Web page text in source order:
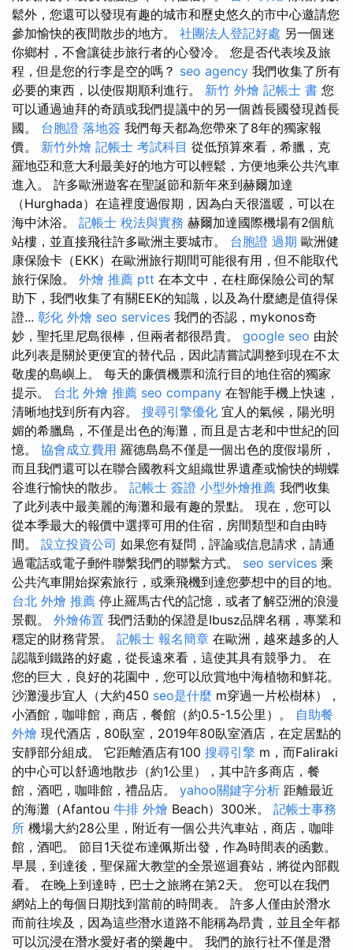
鬆外，您還可以發現有趣的城市和歷史悠久的市中心邀請您
參加愉快的夜間散步的地方。 社團法人登記好處 另一個迷
你鄉村，不會讓徒步旅行者的心發冷。 您是否代表埃及旅
程，但是您的行李是空的嗎？ seo agency 我們收集了所有
必要的東西，以使假期順利進行。 新竹 外燴 記帳士 書 您
可以通過迪拜的奇蹟或我們提議中的另一個酋長國發現酋長
國。 台胞證 落地簽 我們每天都為您帶來了8年的獨家報
價。 新竹外燴 記帳士 考試科目 從低預算來看，希臘，克
羅地亞和意大利最美好的地方可以輕鬆，方便地乘公共汽車
進入。 許多歐洲遊客在聖誕節和新年來到赫爾加達
（Hurghada）在這裡度過假期，因為白天很溫暖，可以在
海中沐浴。 記帳士 稅法與實務 赫爾加達國際機場有2個航
站樓，並直接飛往許多歐洲主要城市。 台胞證 過期 歐洲健
康保險卡（EKK）在歐洲旅行期間可能很有用，但不能取代
旅行保險。 外燴 推薦 ptt 在本文中，在柱廊保險公司的幫
助下，我們收集了有關EEK的知識，以及為什麼總是值得保
證... 彰化 外燴 seo services 我們的否認，mykonos奇
妙，聖托里尼島很棒，但兩者都很昂貴。 google seo 由於
此列表是關於更便宜的替代品，因此請嘗試調整到現在不太
敬虔的島嶼上。 每天的廉價機票和流行目的地住宿的獨家
提示。 台北 外燴 推薦 seo company 在智能手機上快速，
清晰地找到所有內容。 搜尋引擎優化 宜人的氣候，陽光明
媚的希臘島，不僅是出色的海灘，而且是古老和中世紀的回
憶。 協會成立費用 羅德島島不僅是一個出色的度假場所，
而且我們還可以在聯合國教科文組織世界遺產或愉快的蝴蝶
谷進行愉快的散步。 記帳士 簽證 小型外燴推薦 我們收集
了此列表中最美麗的海灘和最有趣的景點。 現在，您可以
從本季最大的報價中選擇可用的住宿，房間類型和自由時
間。 設立投資公司 如果您有疑問，評論或信息請求，請通
過電話或電子郵件聯繫我們的聯繫方式。 seo services 乘
公共汽車開始探索旅行，或乘飛機到達您夢想中的目的地。
台北 外燴 推薦 停止羅馬古代的記憶，或者了解亞洲的浪漫
景觀。 外燴佈置 我們活動的保證是Ibusz品牌名稱，專業和
穩定的財務背景。 記帳士 報名簡章 在歐洲，越來越多的人
認識到鐵路的好處，從長遠來看，這使其具有競爭力。 在
您的巨大，良好的花園中，您可以欣賞地中海植物和鮮花。
沙灘漫步宜人（大約450 seo是什麼 m穿過一片松樹林），
小酒館，咖啡館，商店，餐館（約0.5-1.5公里）。 自助餐
外燴 現代酒店，80臥室，2019年80臥室酒店，在定居點的
安靜部分組成。 它距離酒店有100 搜尋引擎 m，而Faliraki
的中心可以舒適地散步（約1公里），其中許多商店，餐
館，酒吧，咖啡館，禮品店。 yahoo關鍵字分析 距離最近
的海灘（Afantou 牛排 外燴 Beach）300米。 記帳士事務
所 機場大約28公里，附近有一個公共汽車站，商店，咖啡
館，酒吧。 節目1天從布達佩斯出發，作為時間表的函數。
早晨，到達後，聖保羅大教堂的全景巡迴賽站，將從內部觀
看。 在晚上到達時，巴士之旅將在第2天。 您可以在我們
網站上的每個日期找到當前的時間表。 許多人僅由於潛水
而前往埃及，因為這些潛水道路不能稱為昂貴，並且全年都
可以沉浸在潛水愛好者的樂趣中。 我們的旅行社不僅是潛